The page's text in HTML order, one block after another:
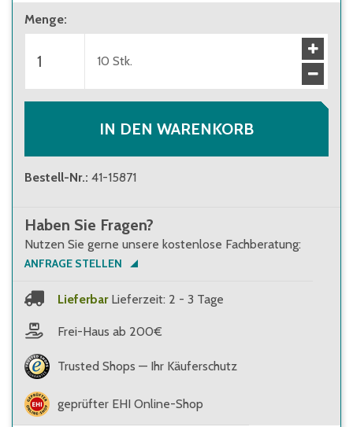
größer 4:1 ist
Elementen (z.B. Schubladen) und Regale mit
Leitern eingesetzt werden
Menge:
10 Stk.
IN DEN WARENKORB
Bestell-Nr.: 41-15871
Haben Sie Fragen?
Nutzen Sie gerne unsere kostenlose Fachberatung:
ANFRAGE STELLEN
Lieferbar Lieferzeit: 2 - 3 Tage
Frei-Haus ab 200€
Trusted Shops — Ihr Käuferschutz
geprüfter EHI Online-Shop